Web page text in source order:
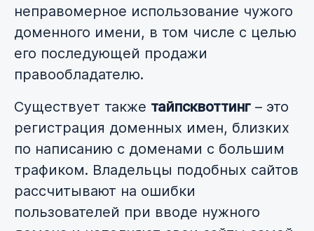
неправомерное использование чужого
доменного имени, в том числе с целью
его последующей продажи
правообладателю.
Существует также тайпсквоттинг – это
регистрация доменных имен, близких
по написанию с доменами с большим
трафиком. Владельцы подобных сайтов
рассчитывают на ошибки
пользователей при вводе нужного